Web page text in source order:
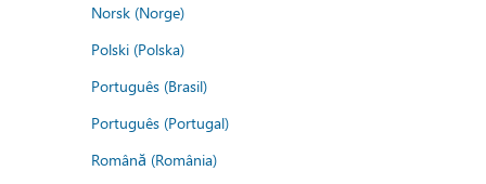
Norsk (Norge)
Polski (Polska)
Português (Brasil)
Português (Portugal)
Română (România)